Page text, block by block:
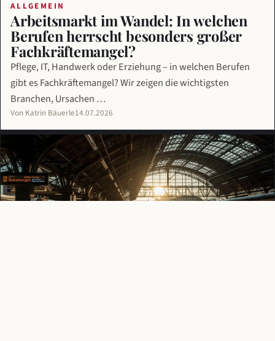
ALLGEMEIN
Arbeitsmarkt im Wandel: In welchen
Berufen herrscht besonders großer
Fachkräftemangel?
Pflege, IT, Handwerk oder Erziehung – in welchen Berufen
gibt es Fachkräftemangel? Wir zeigen die wichtigsten
Branchen, Ursachen …
Von Katrin Bäuerle14.07.2026